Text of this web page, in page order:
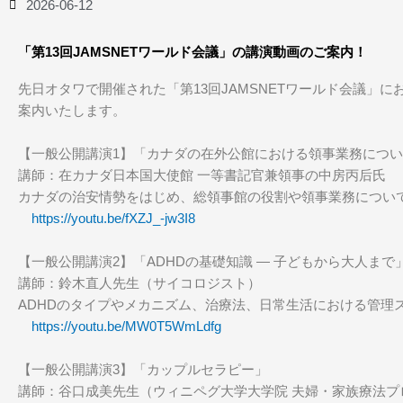
2026-06-12
「第13回JAMSNETワールド会議」の講演動画のご案内！
先日オタワで開催された「第13回JAMSNETワールド会議」
案内いたします。
【一般公開講演1】「カナダの在外公館における領事業務につい
講師：在カナダ日本国大使館 一等書記官兼領事の中房丙后氏
カナダの治安情勢をはじめ、総領事館の役割や領事業務につい
https://youtu.be/fXZJ_-jw3I8
【一般公開講演2】「ADHDの基礎知識 ― 子どもから大人まで」
講師：鈴木直人先生（サイコロジスト）
ADHDのタイプやメカニズム、治療法、日常生活における管理
https://youtu.be/MW0T5WmLdfg
【一般公開講演3】「カップルセラピー」
講師：谷口成美先生（ウィニペグ大学大学院 夫婦・家族療法プ